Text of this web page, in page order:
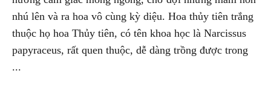
nhú lên và ra hoa vô cùng kỳ diệu. Hoa thủy tiên trắng
thuộc họ hoa Thủy tiên, có tên khoa học là Narcissus
papyraceus, rất quen thuộc, dễ dàng trồng được trong
...